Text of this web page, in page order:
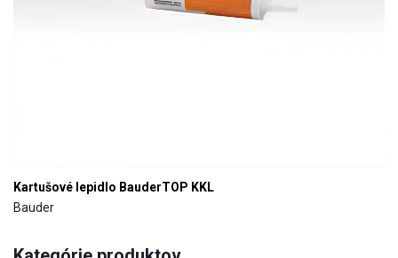
Kartušové lepidlo BauderTOP KKL
Bauder